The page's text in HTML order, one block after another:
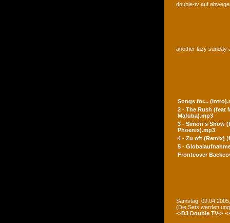
double-tv auf
another lazy sunday
Songs for...
2 - The Rush (feat
Mafuba).mp3
3 - Simon's Show
Phoenix).mp3
4 - Zu oft (Remix)
5 -
Frontcover
Samstag,
(Die Sets werden
->DJ Double TV<- -